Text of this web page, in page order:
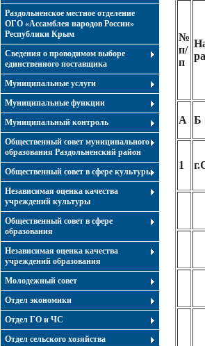
Раздольненское местное отделение
ОГО «Ассамблея народов России»
Республики Крым
Cведения о проводимом выборе
единственного поставщика
Муниципальные услуги
Муниципальные функции
Муниципальный контроль
Общественный совет муниципального
образования Раздольненский район
Общественный совет в сфере культуры
Независимая оценка качества
учреждений культуры
Общественный совет в сфере
образования
Независимая оценка качества
учреждений образования
Молодежный совет
Отдел экономики
Отдел ГО и ЧС
Отдел сельского хозяйства
№
п/
п
А Б
1